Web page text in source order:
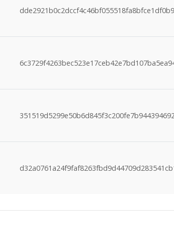
dde2921b0c2dccf4c46bf055518fa8bfce1df0b9